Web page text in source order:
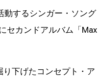
動するシンガー・ソング
セカンドアルバム「Max
下げたコンセプト・ア